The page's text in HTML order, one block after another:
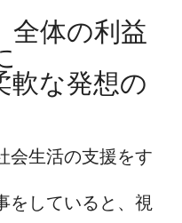
全体の利益
軟な発想の
会生活の支援をす
をしていると、視